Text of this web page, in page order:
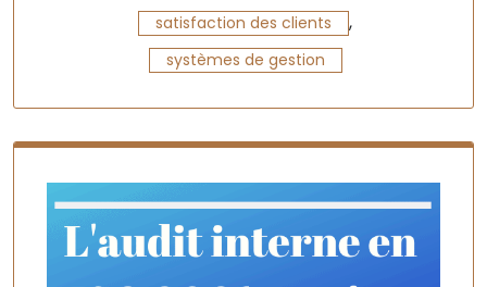
satisfaction des clients ,
systèmes de gestion